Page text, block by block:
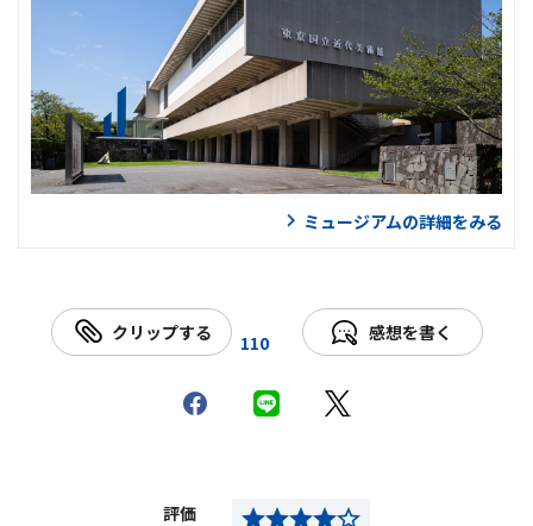
ミュージアムの詳細をみる
クリップする 110 感想を書く
評価